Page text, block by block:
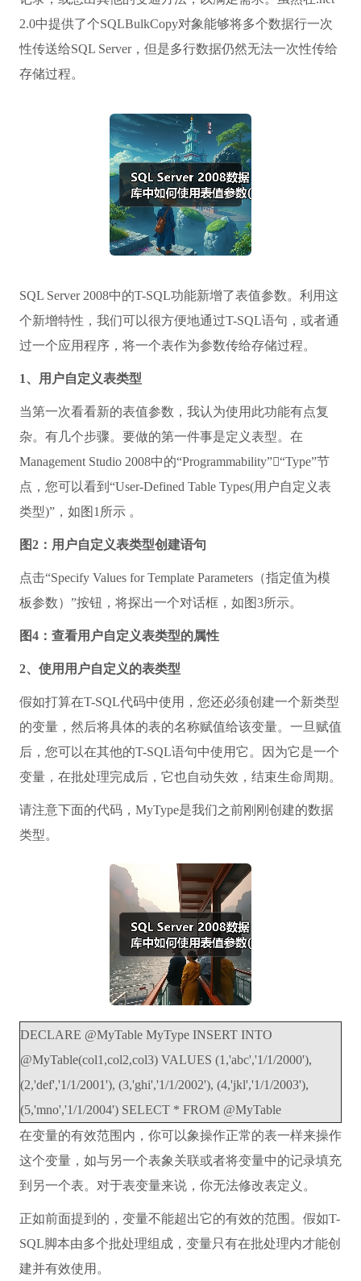
2.0中提供了个SQLBulkCopy对象能够将多个数据行一次
性传送给SQL Server，但是多行数据仍然无法一次性传给
存储过程。
SQL Server 2008中的T-SQL功能新增了表值参数。利用这
个新增特性，我们可以很方便地通过T-SQL语句，或者通
过一个应用程序，将一个表作为参数传给存储过程。
1、用户自定义表类型
当第一次看看新的表值参数，我认为使用此功能有点复
杂。有几个步骤。要做的第一件事是定义表型。在
Management Studio 2008中的“Programmability”“Type”节
点，您可以看到“User-Defined Table Types(用户自定义表
类型)”，如图1所示 。
图2：用户自定义表类型创建语句
点击“Specify Values for Template Parameters（指定值为模
板参数）”按钮，将探出一个对话框，如图3所示。
图4：查看用户自定义表类型的属性
2、使用用户自定义的表类型
假如打算在T-SQL代码中使用，您还必须创建一个新类型
的变量，然后将具体的表的名称赋值给该变量。一旦赋值
后，您可以在其他的T-SQL语句中使用它。因为它是一个
变量，在批处理完成后，它也自动失效，结束生命周期。
请注意下面的代码，MyType是我们之前刚刚创建的数据
类型。
DECLARE @MyTable MyType INSERT INTO
@MyTable(col1,col2,col3) VALUES (1,'abc','1/1/2000'),
(2,'def','1/1/2001'), (3,'ghi','1/1/2002'), (4,'jkl','1/1/2003'),
(5,'mno','1/1/2004') SELECT * FROM @MyTable
在变量的有效范围内，你可以象操作正常的表一样来操作
这个变量，如与另一个表象关联或者将变量中的记录填充
到另一个表。对于表变量来说，你无法修改表定义。
正如前面提到的，变量不能超出它的有效的范围。假如T-
SQL脚本由多个批处理组成，变量只有在批处理内才能创
建并有效使用。